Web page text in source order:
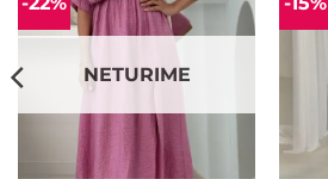
NETURIME